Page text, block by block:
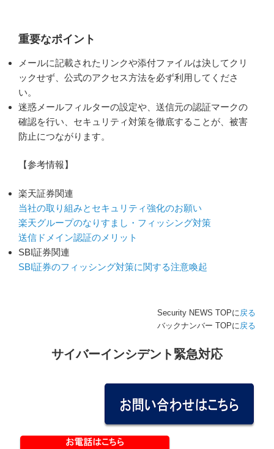
重要なポイント
メールに記載されたリンクや添付ファイルは決してクリ
ックせず、公式のアクセス方法を必ず利用してくださ
い。
迷惑メールフィルターの設定や、送信元の認証マークの
確認を行い、セキュリティ対策を徹底することが、被害
防止につながります。
【参考情報】
楽天証券関連
当社の取り組みとセキュリティ強化のお願い
楽天グループのなりすまし・フィッシング対策
送信ドメイン認証のメリット
SBI証券関連
SBI証券のフィッシング対策に関する注意喚起
Security NEWS TOPに戻る
バックナンバー TOPに戻る
サイバーインシデント緊急対応